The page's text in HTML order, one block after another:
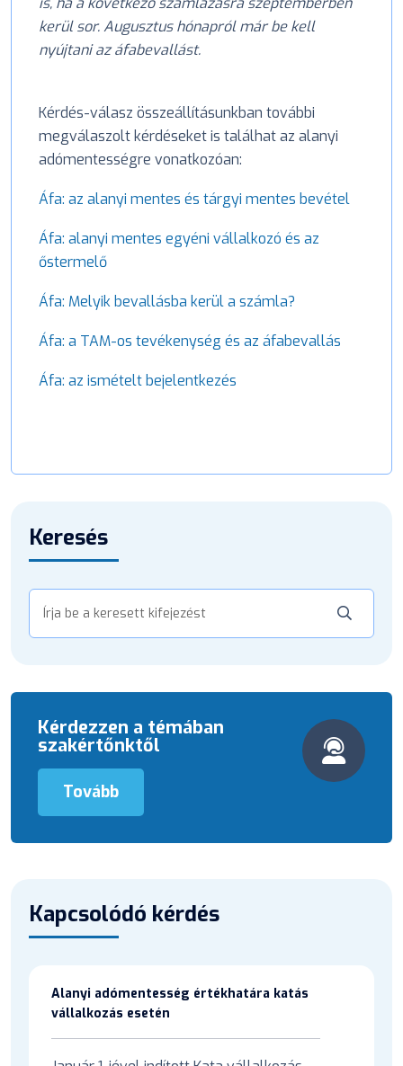
kerül sor. Augusztus hónapról már be kell
nyújtani az áfabevallást.
Kérdés-válasz összeállításunkban további
megválaszolt kérdéseket is találhat az alanyi
adómentességre vonatkozóan:
Áfa: az alanyi mentes és tárgyi mentes bevétel
Áfa: alanyi mentes egyéni vállalkozó és az
őstermelő
Áfa: Melyik bevallásba kerül a számla?
Áfa: a TAM-os tevékenység és az áfabevallás
Áfa: az ismételt bejelentkezés
Keresés
Kérdezzen a témában
szakértőnktől
Tovább
Kapcsolódó kérdés
Alanyi adómentesség értékhatára katás
vállalkozás esetén